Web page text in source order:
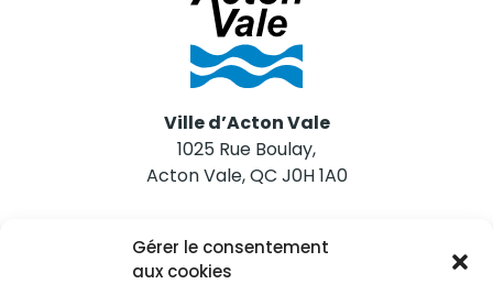
Gérer le consentement
aux cookies
Ville d’Acton Vale
1025 Rue Boulay,
Acton Vale, QC J0H 1A0
Nous joindre
Tél. 450 546-2703